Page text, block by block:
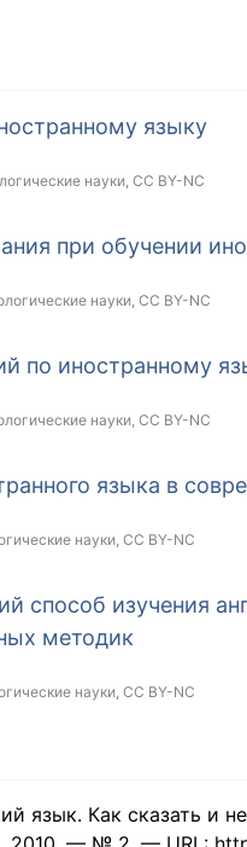
языку
науки, CC BY-NC
при обучении
науки, CC BY-NC
по иностранному
науки, CC BY-NC
языка в
науки, CC BY-NC
способ изучения
методик
науки, CC BY-NC
язык. Как сказать и